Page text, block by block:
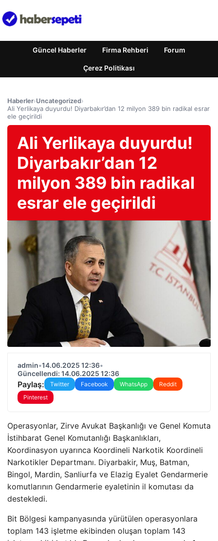
Güncel Haberler Firma Rehberi Forum
Çerez Politikası
Haberler›Uncategorized›
Ali Yerlikaya duyurdu! Diyarbakır’dan 12 milyon 389 bin radikal esrar
ele geçirildi
Ali Yerlikaya duyurdu!
Diyarbakır’dan 12
milyon 389 bin radikal
esrar ele geçirildi
admin•14.06.2025 12:36•
Güncellendi: 14.06.2025 12:36
Paylaş: Twitter Facebook WhatsApp
Reddit
Pinterest
Operasyonlar, Zirve Avukat Başkanlığı ve Genel Komuta
İstihbarat Genel Komutanlığı Başkanlıkları,
Koordinasyon uyarınca Koordineli Narkotik Koordineli
Narkotikler Departmanı. Diyarbakir, Muş, Batman,
Bingol, Mardin, Sanliurfa ve Elazig Eyalet Gendarmerie
komutlarının Gendarmerie eyaletinin il komutası da
destekledi.
Bit Bölgesi kampanyasında yürütülen operasyonlara
toplam 143 işletme ekibinden oluşan toplam 143